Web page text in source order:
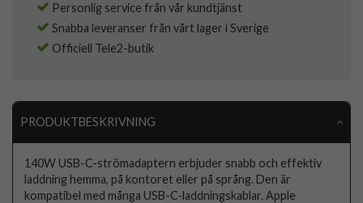
Personlig service från vår kundtjänst
Snabba leveranser från vårt lager i Sverige
Officiell Tele2-butik
PRODUKTBESKRIVNING
140W USB-C-strömadaptern erbjuder snabb och effektiv
laddning hemma, på kontoret eller på språng. Den är
kompatibel med många USB-C-laddningskablar. Apple